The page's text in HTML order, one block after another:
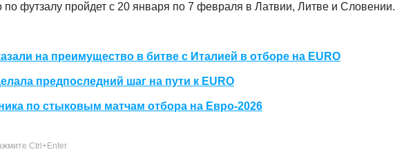
по футзалу пройдет с 20 января по 7 февраля в Латвии, Литве и Словении.
на преимущество в битве с Италией в отборе на EURO
предпоследний шаг на пути к EURO
по стыковым матчам отбора на Евро-2026
Ctrl+Enter